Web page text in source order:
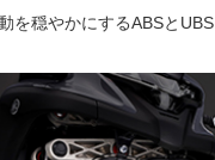
を穏やかにするABSとUBS